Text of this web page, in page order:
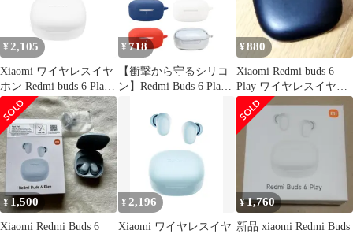
¥ 2,105
Xiaomi ワイヤレスイヤ
ホン Redmi buds 6 Play
36時間の再生時間 AI 通
話時ノイズリダクショ
ン 低遅延モデル 超軽量
Google Fast Pair対応 急
速充電 USB Type-C ホ
ワイト
¥718
【衝撃から守るシリコ
ン】Redmi Buds 6 Play
Xiaomi ワイヤレスイヤ
ホン 保護ケース 傷防止
汚れ防止 衝撃吸収 _b
¥880
Xiaomi Redmi buds 6
Play ワイヤレスイヤホ
ン 右耳のみ③
¥ 1,500
Xiaomi Redmi Buds 6
¥ 2,196
Xiaomi ワイヤレスイヤ
¥1,760
新品 xiaomi Redmi Buds